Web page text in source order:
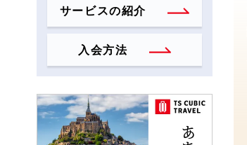
サービスの紹介
入会方法